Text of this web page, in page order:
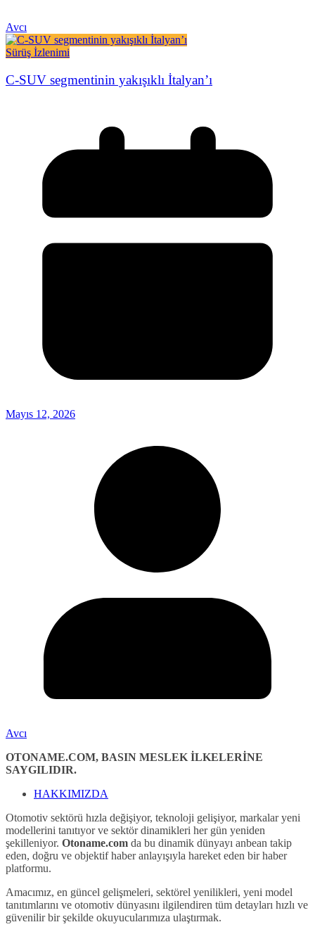
Avcı
Sürüş İzlenimi
C-SUV segmentinin yakışıklı İtalyan’ı
Mayıs 12, 2026
Avcı
OTONAME.COM, BASIN MESLEK İLKELERİNE
SAYGILIDIR.
HAKKIMIZDA
Otomotiv sektörü hızla değişiyor, teknoloji gelişiyor, markalar yeni
modellerini tanıtıyor ve sektör dinamikleri her gün yeniden
şekilleniyor. Otoname.com da bu dinamik dünyayı anbean takip
eden, doğru ve objektif haber anlayışıyla hareket eden bir haber
platformu.
Amacımız, en güncel gelişmeleri, sektörel yenilikleri, yeni model
tanıtımlarını ve otomotiv dünyasını ilgilendiren tüm detayları hızlı ve
güvenilir bir şekilde okuyucularımıza ulaştırmak.